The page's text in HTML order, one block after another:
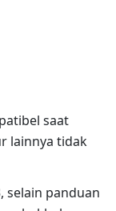
saat
lainnya tidak
selain panduan